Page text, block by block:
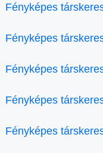
Fényképes
Fényképes
Fényképes
Fényképes
Fényképes